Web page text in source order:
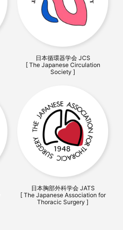
日本循環器学会 JCS
[ The Japanese Circulation
Society ]
日本胸部外科学会 JATS
[ The Japanese Association for
Thoracic Surgery ]